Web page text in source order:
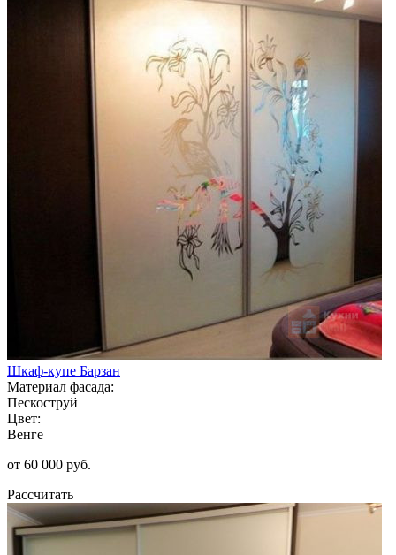
Шкаф-купе Барзан
Материал фасада:
Пескоструй
Цвет:
Венге
от 60 000 руб.
Рассчитать